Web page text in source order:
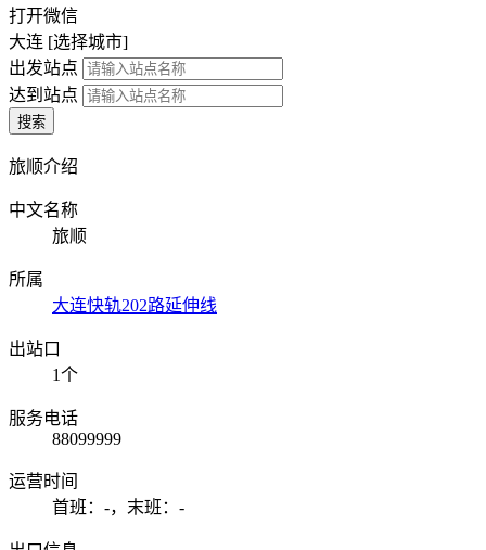
打开微信
大连 [选择城市]
出发站点
达到站点
搜索
旅顺介绍
中文名称
旅顺
所属
大连快轨202路延伸线
出站口
1个
服务电话
88099999
运营时间
首班：-，末班：-